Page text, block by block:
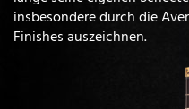
insbesondere durch die
Finishes auszeichnen.